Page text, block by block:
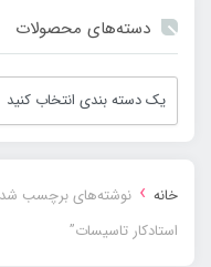
دسته‌های محصولات
خانه › نوشته‌های برچسب
استادکار تاسیسات”